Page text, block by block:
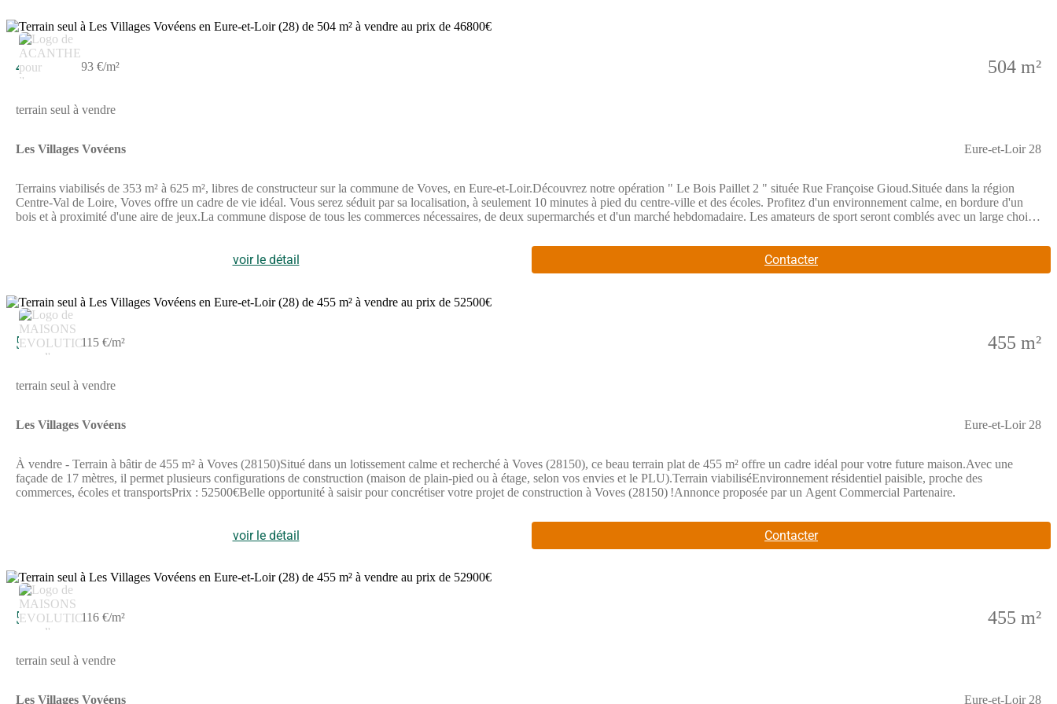
46 800 € 93 €/m² 504 m²
terrain seul à vendre
Les Villages Vovéens Eure-et-Loir 28
Terrains viabilisés de 353 m² à 625 m², libres de constructeur sur la commune de Voves, en Eure-et-Loir.Découvrez notre opération " Le Bois Paillet 2 " située Rue Françoise Gioud.Située dans la région
Centre-Val de Loire, Voves offre un cadre de vie idéal. Vous serez séduit par sa localisation, à seulement 10 minutes à pied du centre-ville et des écoles. Profitez d'un environnement calme, en bordure d'un
bois et à proximité d'une aire de jeux.La commune dispose de tous les commerces nécessaires, de deux supermarchés et d'un marché hebdomadaire. Les amateurs de sport seront comblés avec un large choix
1h05 jusqu'à Paris Austerlitz. Ne manquez pas cette opportunité et venez découvrir nos terrains à vendre à Voves !Retrouvez l'ensemble de nos lots disponibles sur notre site internet.
voir le détail Contacter
3
52 500 €115 €/m² 455 m²
terrain seul à vendre
Les Villages Vovéens Eure-et-Loir 28
À vendre - Terrain à bâtir de 455 m² à Voves (28150)Situé dans un lotissement calme et recherché à Voves (28150), ce beau terrain plat de 455 m² offre un cadre idéal pour votre future maison.Avec une
façade de 17 mètres, il permet plusieurs configurations de construction (maison de plain-pied ou à étage, selon vos envies et le PLU).Terrain viabiliséEnvironnement résidentiel paisible, proche des
commerces, écoles et transportsPrix : 52500€Belle opportunité à saisir pour concrétiser votre projet de construction à Voves (28150) !Annonce proposée par un Agent Commercial Partenaire.
voir le détail Contacter
3
52 900 €116 €/m² 455 m²
terrain seul à vendre
Les Villages Vovéens Eure-et-Loir 28